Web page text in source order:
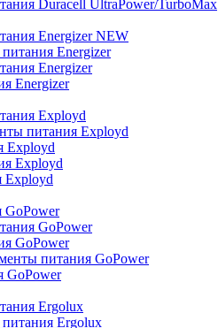
Duracell UltraPower/TurboMax
Energizer NEW
Energizer
Energizer
Energizer
Exployd
питания Exployd
Exployd
Exployd
Exployd
GoPower
GoPower
GoPower
питания GoPower
GoPower
Ergolux
Ergolux